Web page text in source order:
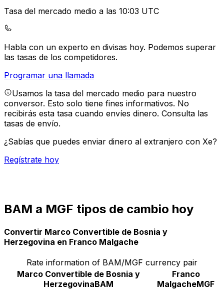
Tasa del mercado medio a las 10:03 UTC
Habla con un experto en divisas hoy. Podemos superar
las tasas de los competidores.
Programar una llamada
Usamos la tasa del mercado medio para nuestro
conversor. Esto solo tiene fines informativos. No
recibirás esta tasa cuando envíes dinero. Consulta las
tasas de envío.
¿Sabías que puedes enviar dinero al extranjero con Xe?
Regístrate hoy
BAM a MGF tipos de cambio hoy
Convertir Marco Convertible de Bosnia y
Herzegovina en Franco Malgache
Rate information of BAM/MGF currency pair
Marco Convertible de Bosnia y
HerzegovinaBAM
Franco
MalgacheMGF